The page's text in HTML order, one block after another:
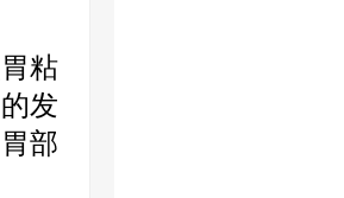
粘
发
部